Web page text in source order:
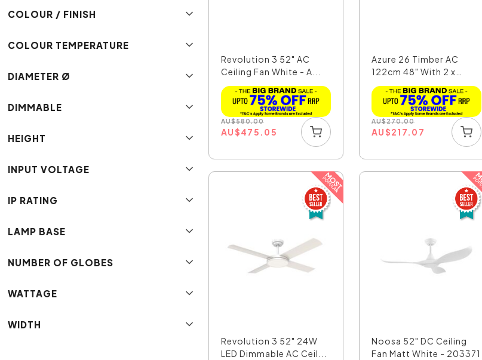
COLOUR / FINISH
COLOUR TEMPERATURE
DIAMETER Ø
DIMMABLE
HEIGHT
INPUT VOLTAGE
IP RATING
LAMP BASE
NUMBER OF GLOBES
WATTAGE
WIDTH
Revolution 3 52" AC
Ceiling Fan White - A...
AU$580.00
AU$475.05
Azure 26 Timber AC
122cm 48" With 2 x
E27...
AU$270.00
AU$217.07
Revolution 3 52" 24W
LED Dimmable AC Ceil...
Noosa 52" DC Ceiling
Fan Matt White - 203371